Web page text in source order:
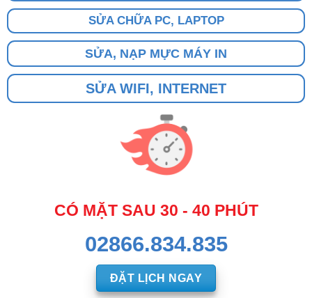
SỬA CHỮA PC, LAPTOP
SỬA, NẠP MỰC MÁY IN
SỬA WIFI, INTERNET
CÓ MẶT SAU 30 - 40 PHÚT
02866.834.835
ĐẶT LỊCH NGAY